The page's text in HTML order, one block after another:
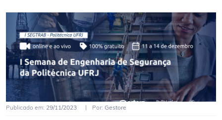
Publicado em: 29/11/2023 Por: Gestore